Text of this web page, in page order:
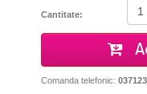
Cantitate:
Comanda telefonic: